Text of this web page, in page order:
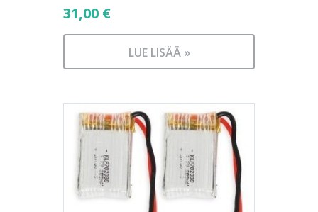
31,00 €
LUE LISÄÄ »